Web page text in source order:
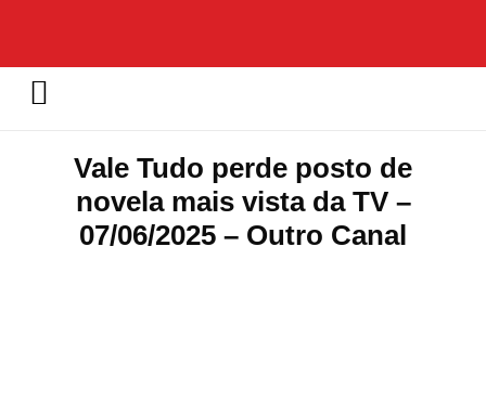
Vale Tudo perde posto de
novela mais vista da TV –
07/06/2025 – Outro Canal